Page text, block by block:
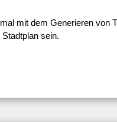
mit dem Generieren von
sein.